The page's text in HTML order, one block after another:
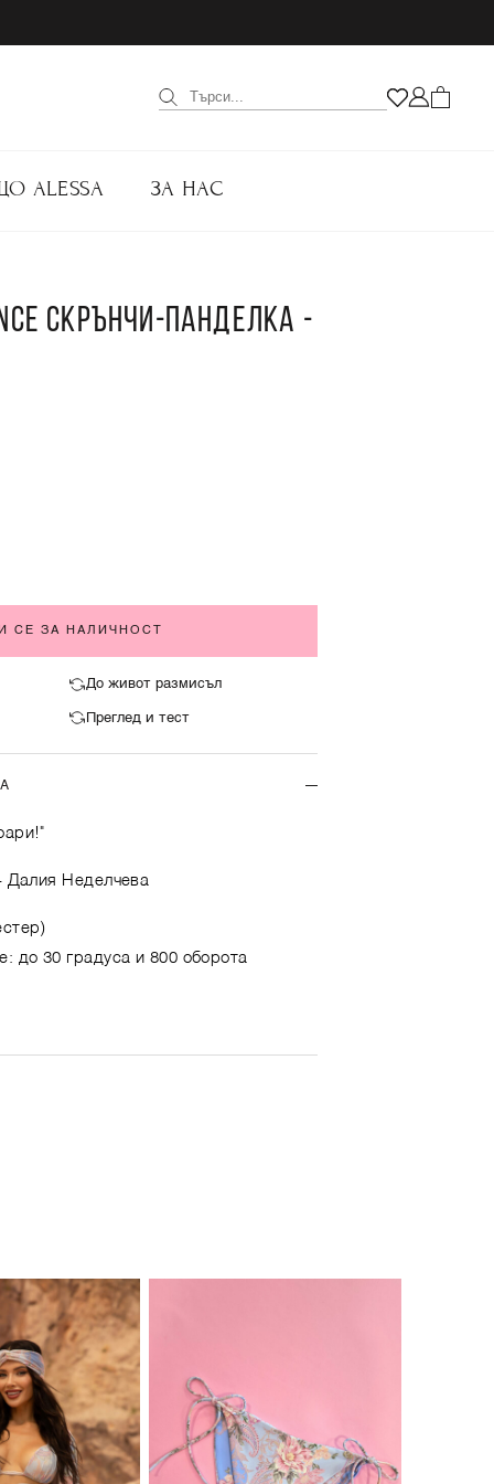
ALESSA ЗА НАС
СКРЪНЧИ-ПАНДЕЛКА -
СЕ ЗА НАЛИЧНОСТ
До живот размисъл
Преглед и тест
Далия Неделчева
до 30 градуса и 800 оборота